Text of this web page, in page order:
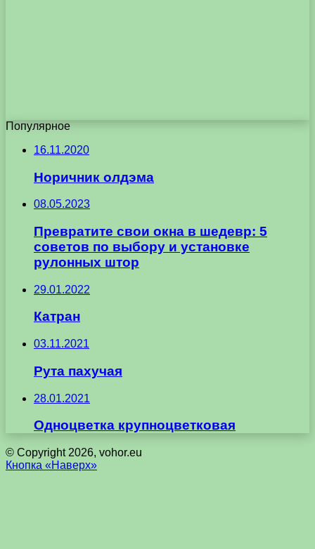
Популярное
16.11.2020
Норичник олдэма
08.05.2023
Превратите свои окна в шедевр: 5
советов по выбору и установке
рулонных штор
29.01.2022
Катран
03.11.2021
Рута пахучая
28.01.2021
Одноцветка крупноцветковая
© Copyright 2026, vohor.eu
Кнопка «Наверх»